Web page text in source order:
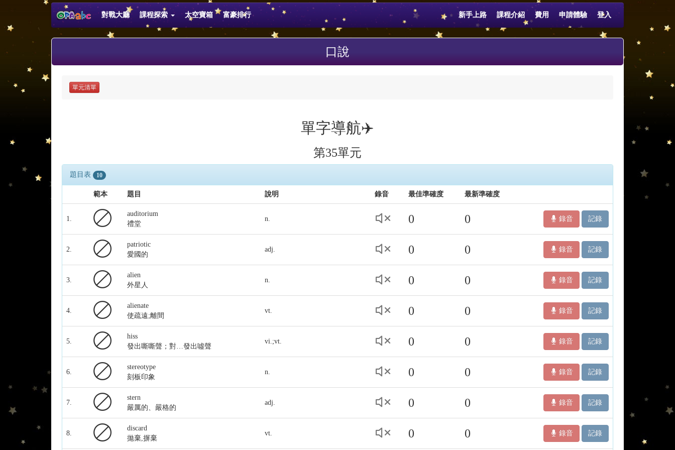
對戰大廳 課程探索 太空寶箱 富豪排行 新手上路 課程介紹 費用 申請體驗 登入
口說
單元清單
單字導航✈️
第35單元
題目表 10
範本 題目 說明 錄音 最佳準確度 最新準確度
1.
auditorium
禮堂
n. 0 0 錄音 記錄
2.
patriotic
愛國的
adj. 0 0 錄音 記錄
3.
alien
外星人
n. 0 0 錄音 記錄
4.
alienate
使疏遠;離間
vt. 0 0 錄音 記錄
5.
hiss
發出嘶嘶聲；對…發出噓聲
vi.;vt. 0 0 錄音 記錄
6.
stereotype
刻板印象
n. 0 0 錄音 記錄
7.
stern
嚴厲的、嚴格的
adj. 0 0 錄音 記錄
8.
discard
拋棄,摒棄
vt. 0 0 錄音 記錄